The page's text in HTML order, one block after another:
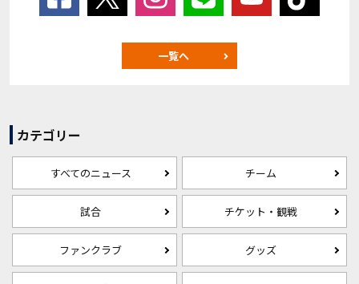
一覧へ
カテゴリー
すべてのニュース チーム
試合 チケット・観戦
ファンクラブ グッズ